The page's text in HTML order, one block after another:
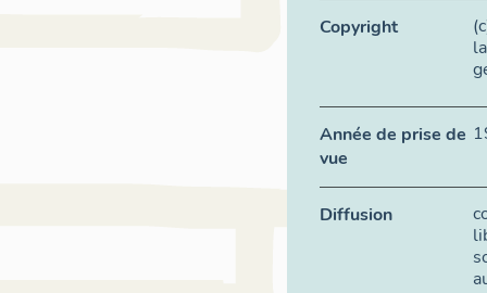
Copyright
Année de prise de
vue
Diffusion